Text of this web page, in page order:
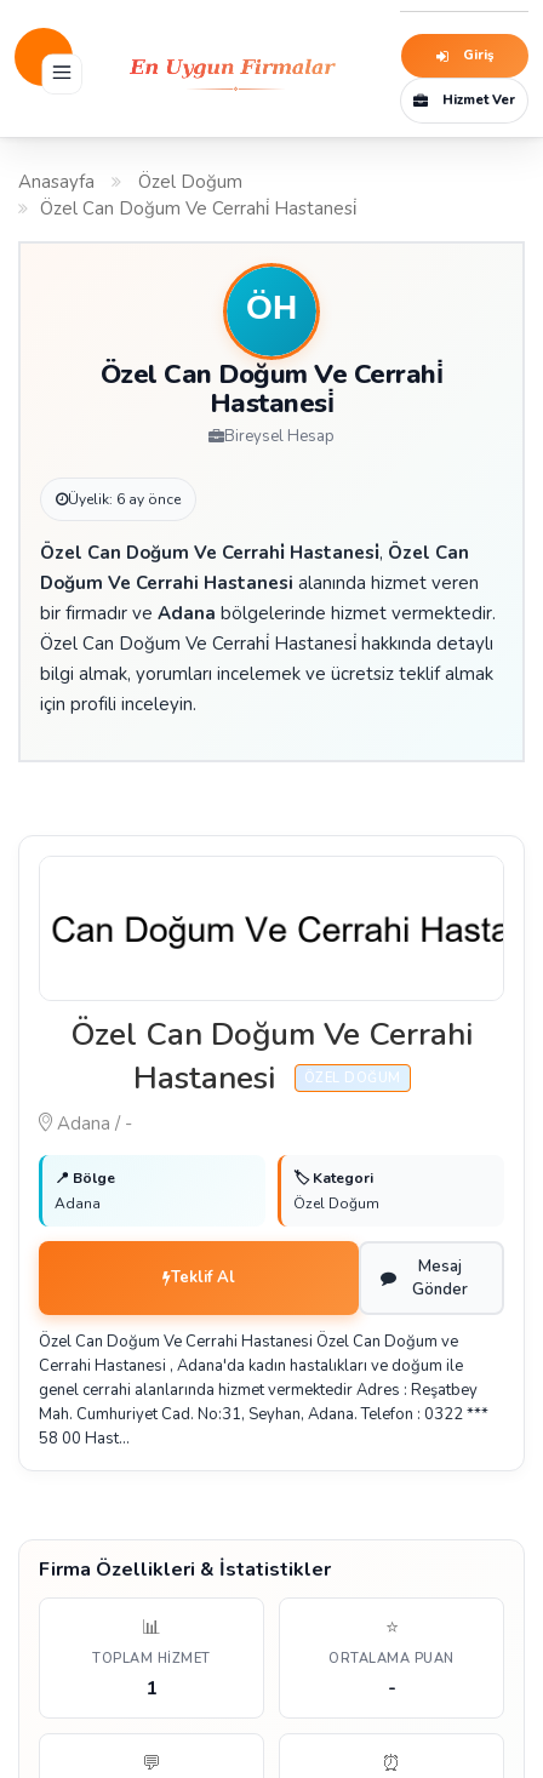
Giriş
Hizmet Ver
Anasayfa
Özel Doğum
Özel Can Doğum Ve Cerrahi̇ Hastanesi̇
Özel Can Doğum Ve Cerrahi̇
Hastanesi̇
Bireysel Hesap
Üyelik: 6 ay önce
Özel Can Doğum Ve Cerrahi̇ Hastanesi̇, Özel Can
Doğum Ve Cerrahi Hastanesi alanında hizmet veren
bir firmadır ve Adana bölgelerinde hizmet vermektedir.
Özel Can Doğum Ve Cerrahi̇ Hastanesi̇ hakkında detaylı
bilgi almak, yorumları incelemek ve ücretsiz teklif almak
için profili inceleyin.
Özel Can Doğum Ve Cerrahi
Hastanesi
ÖZEL DOĞUM
Adana / -
📍 Bölge
Adana
🏷️ Kategori
Özel Doğum
Teklif Al
Mesaj
Gönder
Özel Can Doğum Ve Cerrahi Hastanesi Özel Can Doğum ve
Cerrahi Hastanesi , Adana'da kadın hastalıkları ve doğum ile
genel cerrahi alanlarında hizmet vermektedir Adres : Reşatbey
Mah. Cumhuriyet Cad. No:31, Seyhan, Adana. Telefon : 0322 ***
58 00 Hast…
Firma Özellikleri & İstatistikler
📊
TOPLAM HIZMET
1
⭐
ORTALAMA PUAN
-
💬 ⏰